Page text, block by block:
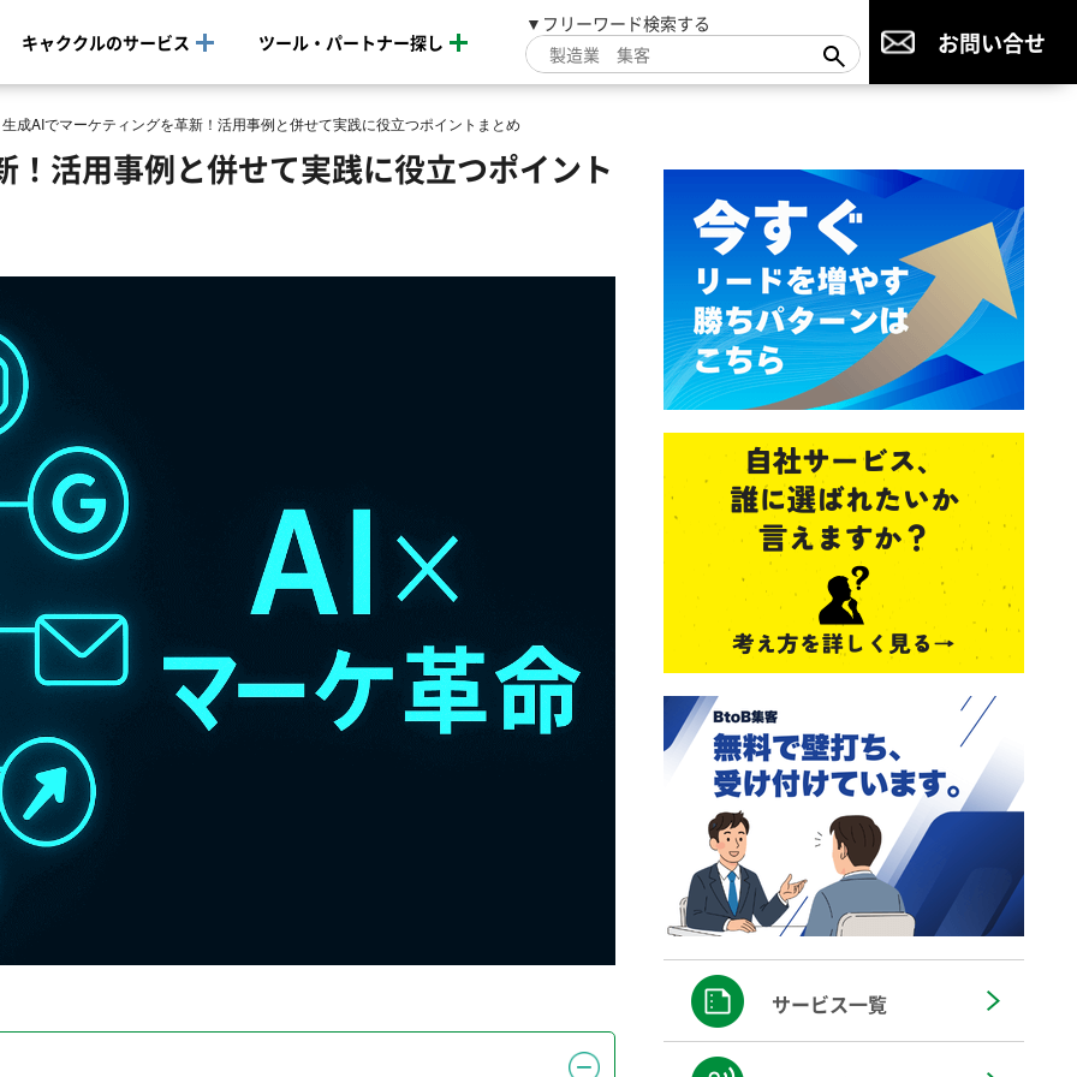
キャククルのサービス ツール・パートナー探し
▼フリーワード検索する
お問い合せ
生成AIでマーケティングを革新！活用事例と併せて実践に役立つポイントまとめ
活用事例と併せて実践に役立つポイント
サービス一覧